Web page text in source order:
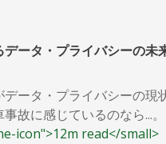
ータ・プライバシーの未
データ・プライバシーの現
故に感じているのなら...。
icon">12m read</small>